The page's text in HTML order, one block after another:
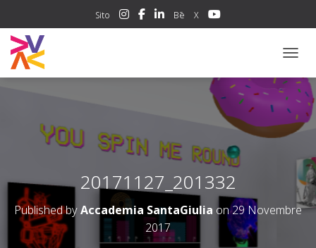
Sito Bē X
20171127_201332
Published byAccademia SantaGiulia on29 Novembre
2017